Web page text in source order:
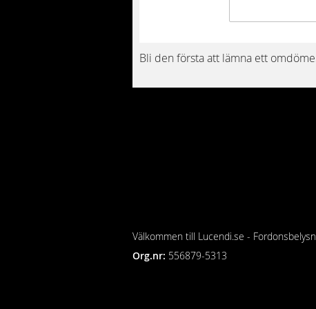
Bli den första att lämna ett
Välkommen till Lucendi.se -
Org.nr: 556879-5313